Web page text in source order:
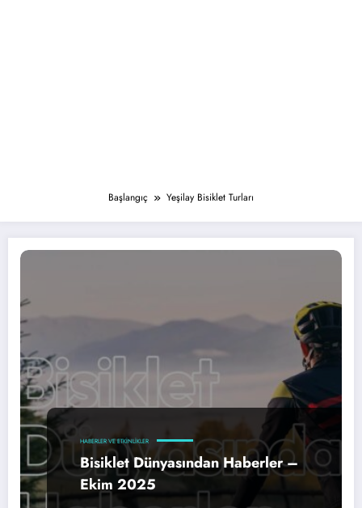
Başlangıç Yeşilay Bisiklet Turları
HABERLER VE ETKINLIKLER
Bisiklet Dünyasından Haberler –
Ekim 2025